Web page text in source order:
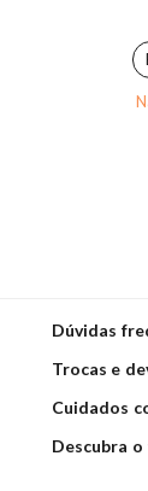
Dúvidas
Trocas e
Cuidados
Descubra